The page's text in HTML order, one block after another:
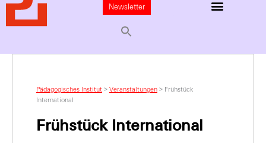
Newsletter
Pädagogisches Institut > Veranstaltungen > Frühstück
International
Frühstück International